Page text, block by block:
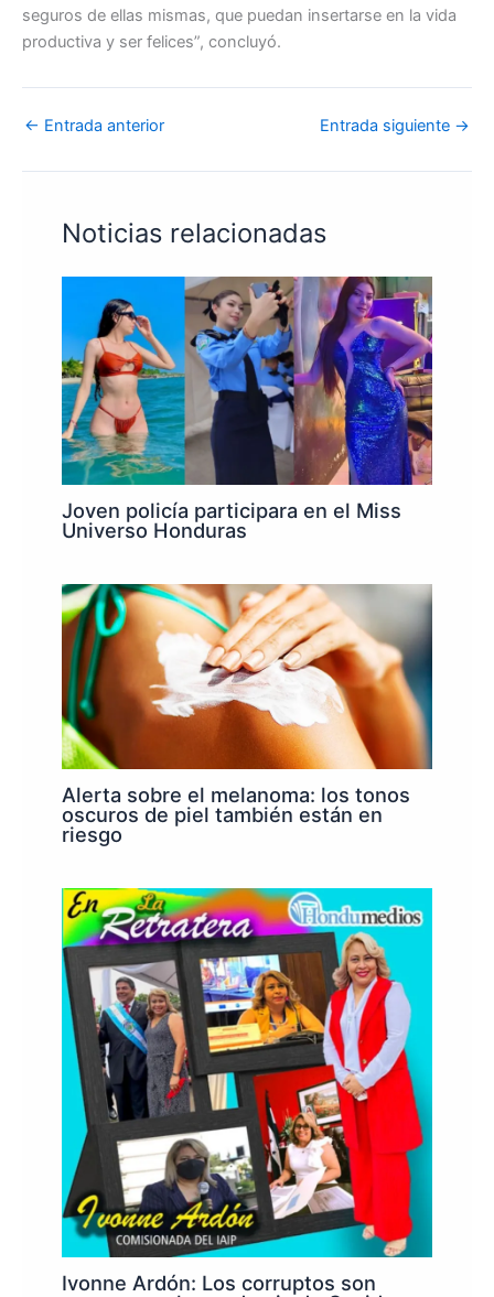
seguros de ellas mismas, que puedan insertarse en la vida
productiva y ser felices”, concluyó.
← Entrada anterior Entrada siguiente →
Noticias relacionadas
Joven policía participara en el Miss
Universo Honduras
Alerta sobre el melanoma: los tonos
oscuros de piel también están en
riesgo
Ivonne Ardón: Los corruptos son